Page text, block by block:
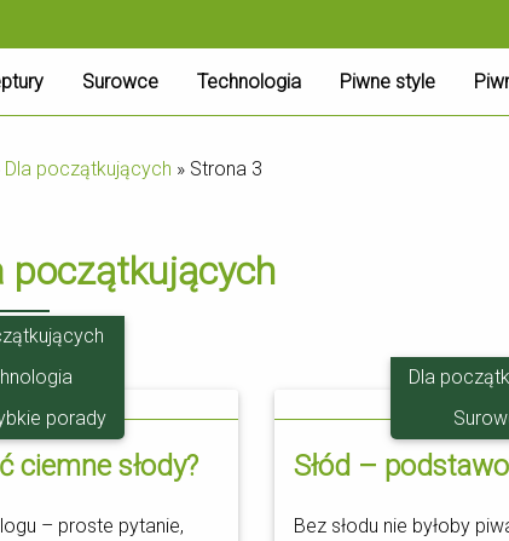
Surowce Technologia Piwne style
Dla początkujących » Strona 3
początkujących
porady
ciemne słody?
– proste pytanie,
Dla
Słód –
Bez słodu nie byłoby